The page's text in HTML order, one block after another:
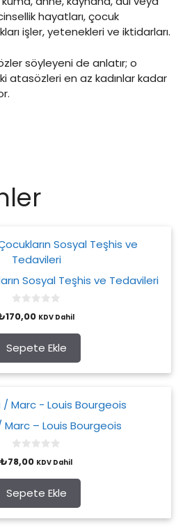
hayatları, çocuk
işler, yetenekleri ve iktidarları.
söyleyeni de anlatır; o
atasözleri en az kadınlar kadar
Sosyal Teşhis ve Tedavileri
o
t
o
f
5
170,00 KDV Dahil
Sepete Ekle
Marc – Louis Bourgeois
o
t
o
f
5
₺78,00 KDV Dahil
Sepete Ekle